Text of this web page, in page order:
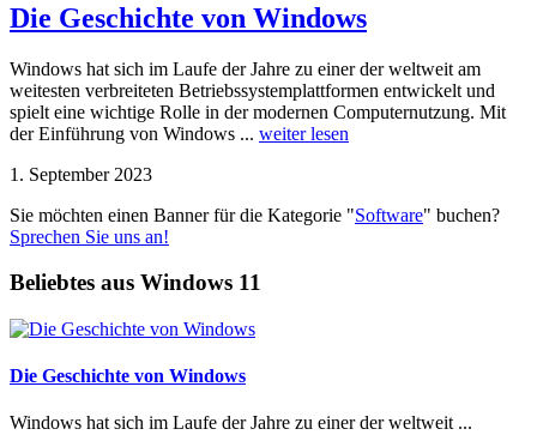
Die Geschichte von Windows
Windows hat sich im Laufe der Jahre zu einer der weltweit am
weitesten verbreiteten Betriebssystemplattformen entwickelt und
spielt eine wichtige Rolle in der modernen Computernutzung. Mit
der Einführung von Windows ... weiter lesen
1. September 2023
Sie möchten einen Banner für die Kategorie "Software" buchen?
Sprechen Sie uns an!
Beliebtes aus Windows 11
Die Geschichte von Windows
Windows hat sich im Laufe der Jahre zu einer der weltweit ...